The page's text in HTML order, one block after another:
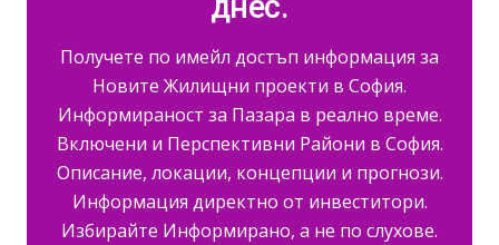
Получете по имейл достъп информация за
Новите Жилищни проекти в София.
Информираност за Пазара в реално време.
Включени и Перспективни Райони в София.
Описание, локации, концепции и прогнози.
Информация директно от инвеститори.
Избирайте Информирано, а не по слухове.